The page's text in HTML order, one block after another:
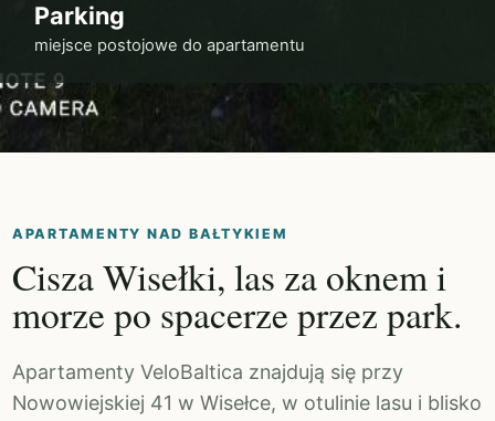
Parking
miejsce postojowe do apartamentu
APARTAMENTY NAD BAŁTYKIEM
Cisza Wisełki, las za oknem i
morze po spacerze przez park.
Apartamenty VeloBaltica znajdują się przy
Nowowiejskiej 41 w Wisełce, w otulinie lasu i blisko